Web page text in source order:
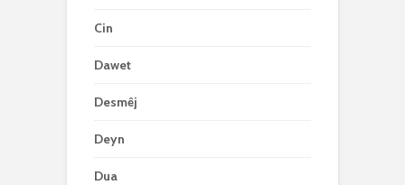
Cin
Dawet
Desmêj
Deyn
Dua